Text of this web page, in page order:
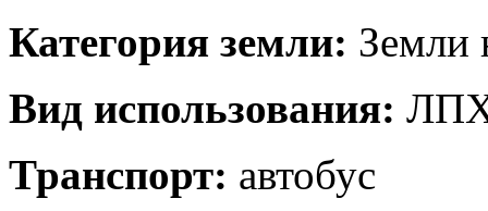
Категория земли: Земли
Вид использования:
Транспорт: автобус